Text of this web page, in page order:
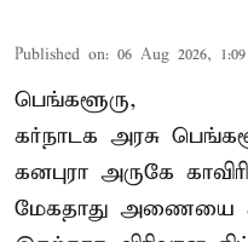
Published on: 06 Aug 2026,
பெங்களூரு,
கர்நாடக அரசு
கனபுரா அருகே
மேகதாது அணையை